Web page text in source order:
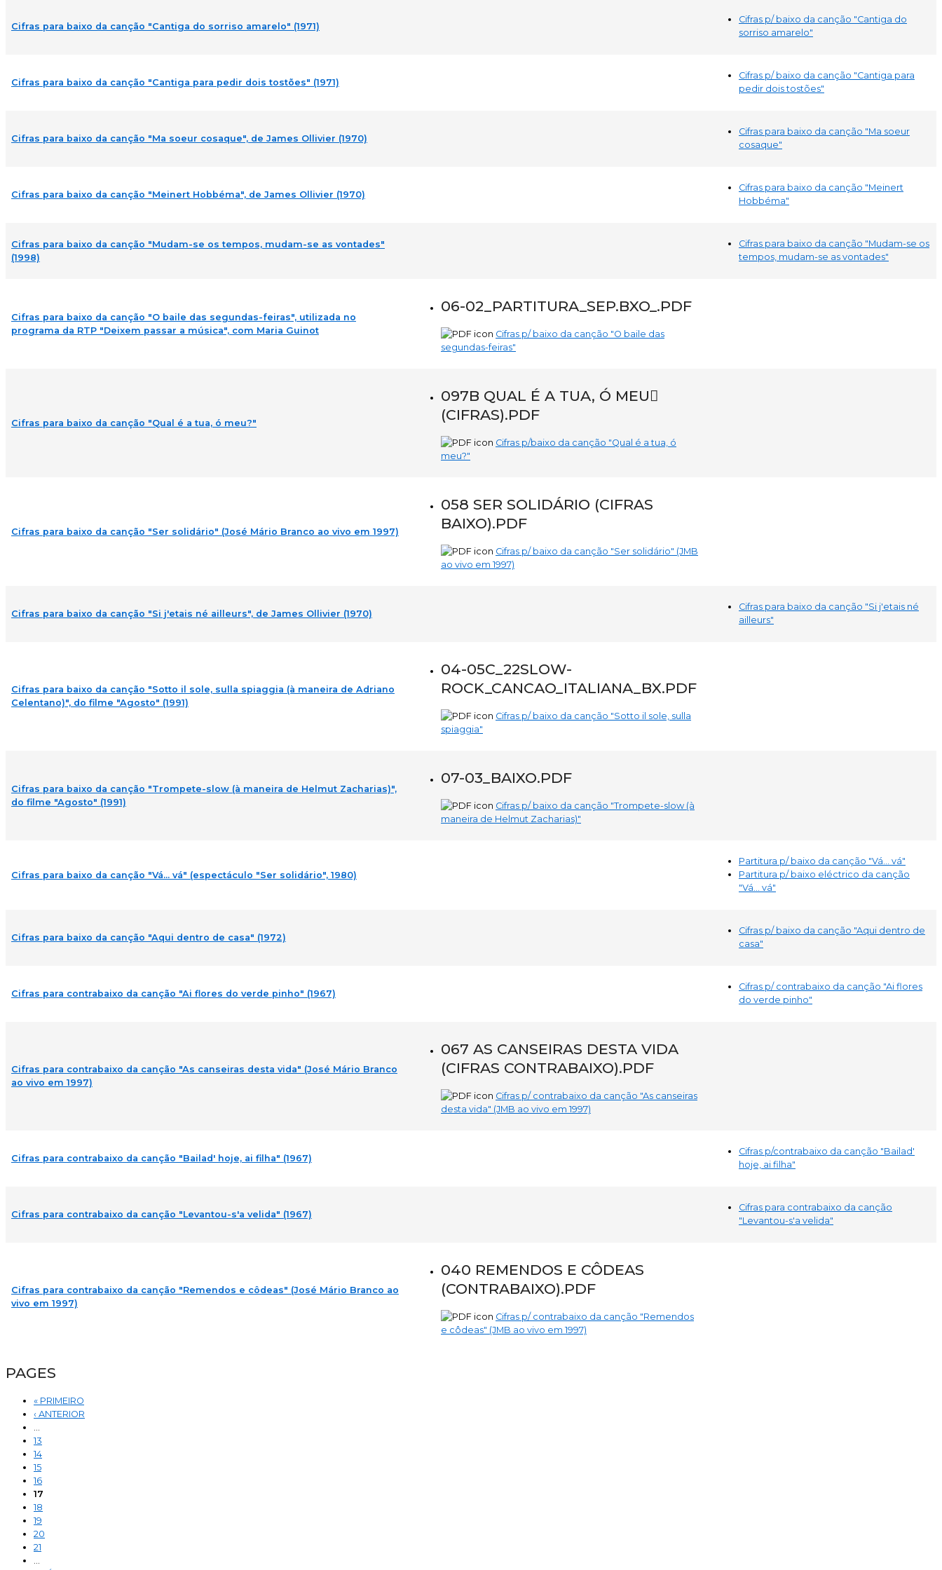
Cifras para baixo da canção "Cantiga do sorriso amarelo" (1971)
Cifras p/ baixo da canção "Cantiga do
sorriso amarelo"
Cifras para baixo da canção "Cantiga para pedir dois tostões" (1971)
Cifras p/ baixo da canção "Cantiga para
pedir dois tostões"
Cifras para baixo da canção "Ma soeur cosaque", de James Ollivier (1970)
Cifras para baixo da canção "Ma soeur
cosaque"
Cifras para baixo da canção "Meinert Hobbéma", de James Ollivier (1970)
Cifras para baixo da canção "Meinert
Hobbéma"
Cifras para baixo da canção "Mudam-se os tempos, mudam-se as vontades"
(1998)
Cifras para baixo da canção "Mudam-se os
tempos, mudam-se as vontades"
Cifras para baixo da canção "O baile das segundas-feiras", utilizada no
programa da RTP "Deixem passar a música", com Maria Guinot
06-02_PARTITURA_SEP.BXO_.PDF
Cifras p/ baixo da canção "O baile das
segundas-feiras"
Cifras para baixo da canção "Qual é a tua, ó meu?"
097B QUAL É A TUA, Ó MEU
(CIFRAS).PDF
Cifras p/baixo da canção "Qual é a tua, ó
meu?"
Cifras para baixo da canção "Ser solidário" (José Mário Branco ao vivo em 1997)
058 SER SOLIDÁRIO (CIFRAS
BAIXO).PDF
Cifras p/ baixo da canção "Ser solidário" (JMB
ao vivo em 1997)
Cifras para baixo da canção "Si j'etais né ailleurs", de James Ollivier (1970)
Cifras para baixo da canção "Si j'etais né
ailleurs"
Cifras para baixo da canção "Sotto il sole, sulla spiaggia (à maneira de Adriano
Celentano)", do filme "Agosto" (1991)
04-05C_22SLOW-
ROCK_CANCAO_ITALIANA_BX.PDF
Cifras p/ baixo da canção "Sotto il sole, sulla
spiaggia"
Cifras para baixo da canção "Trompete-slow (à maneira de Helmut Zacharias)",
do filme "Agosto" (1991)
07-03_BAIXO.PDF
Cifras p/ baixo da canção "Trompete-slow (à
maneira de Helmut Zacharias)"
Cifras para baixo da canção "Vá... vá" (espectáculo "Ser solidário", 1980)
Partitura p/ baixo da canção "Vá... vá"
Partitura p/ baixo eléctrico da canção
"Vá... vá"
Cifras para baixo da canção "Aqui dentro de casa" (1972)
Cifras p/ baixo da canção "Aqui dentro de
casa"
Cifras para contrabaixo da canção "Ai flores do verde pinho" (1967)
Cifras p/ contrabaixo da canção "Ai flores
do verde pinho"
Cifras para contrabaixo da canção "As canseiras desta vida" (José Mário Branco
ao vivo em 1997)
067 AS CANSEIRAS DESTA VIDA
(CIFRAS CONTRABAIXO).PDF
Cifras p/ contrabaixo da canção "As canseiras
desta vida" (JMB ao vivo em 1997)
Cifras para contrabaixo da canção "Bailad' hoje, ai filha" (1967)
Cifras p/contrabaixo da canção "Bailad'
hoje, ai filha"
Cifras para contrabaixo da canção "Levantou-s'a velida" (1967)
Cifras para contrabaixo da canção
"Levantou-s'a velida"
Cifras para contrabaixo da canção "Remendos e côdeas" (José Mário Branco ao
vivo em 1997)
040 REMENDOS E CÔDEAS
(CONTRABAIXO).PDF
Cifras p/ contrabaixo da canção "Remendos
e côdeas" (JMB ao vivo em 1997)
PAGES
« PRIMEIRO
‹ ANTERIOR
…
13
14
15
16
17
18
19
20
21
…